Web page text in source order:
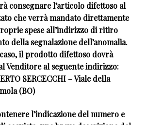
consegnare l’articolo difettoso al
che verrà mandato direttamente
spese all’indirizzo di ritiro
della segnalazione dell’anomalia.
il prodotto difettoso dovrà
Venditore al seguente indirizzo:
SERCECCHI – Viale della
(BO)
l’indicazione del numero e